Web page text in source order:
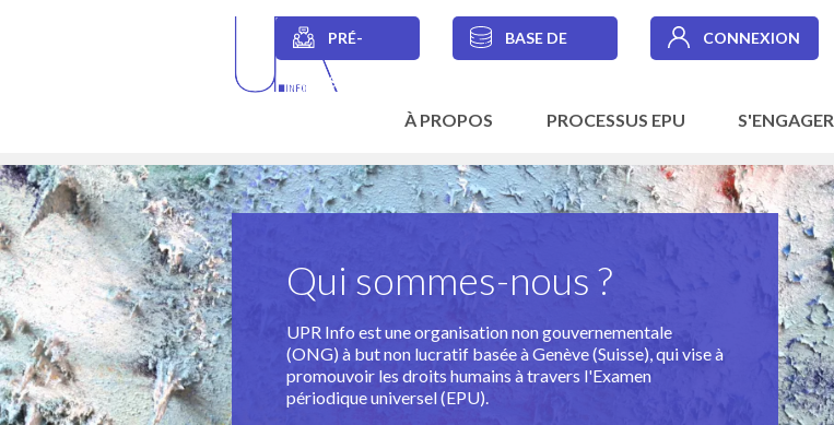
Secondary
PRÉ-
SESSIONS
BASE DE CONNEXION
Main
navigation
À PROPOS PROCESSUS EPU S'ENGAGER
Qui sommes-nous ?
UPR Info est une organisation non gouvernementale
(ONG) à but non lucratif basée à Genève (Suisse), qui vise à
promouvoir les droits humains à travers l'Examen
périodique universel (EPU).